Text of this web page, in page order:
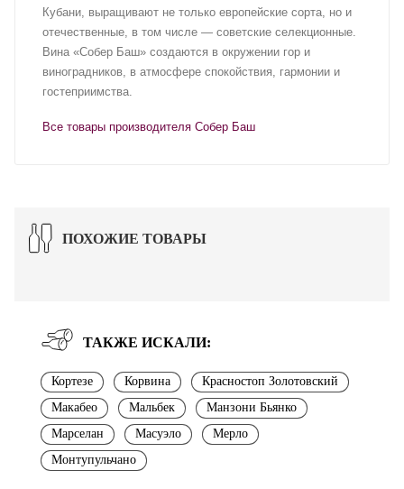
Кубани, выращивают не только европейские сорта, но и
отечественные, в том числе — советские селекционные.
Вина «Собер Баш» создаются в окружении гор и
виноградников, в атмосфере спокойствия, гармонии и
гостеприимства.
Все товары производителя Собер Баш
ПОХОЖИЕ ТОВАРЫ
ТАКЖЕ ИСКАЛИ:
Кортезе Корвина
Красностоп Золотовский
Макабео
Мальбек
Манзони Бьянко
Марселан
Масуэло
Мерло
Монтупульчано